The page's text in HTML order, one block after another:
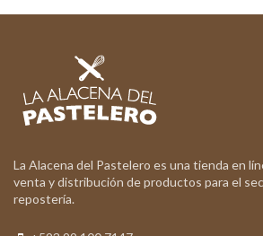
La Alacena del Pastelero es una tienda en
venta y distribución de productos para el
repostería.